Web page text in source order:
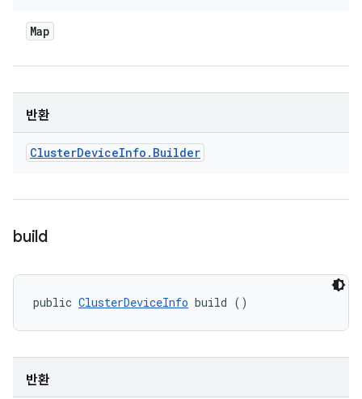
Map
반환
ClusterDeviceInfo . Builder
build
public ClusterDeviceInfo build ()
반환